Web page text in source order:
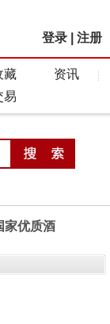
登录 注册
藏
资讯
易
家优质酒